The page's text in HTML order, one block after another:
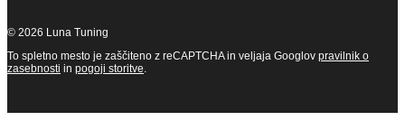
© 2026 Luna Tuning
To spletno mesto je zaščiteno z reCAPTCHA in veljaja Googlov pravilnik o
zasebnosti in pogoji storitve.